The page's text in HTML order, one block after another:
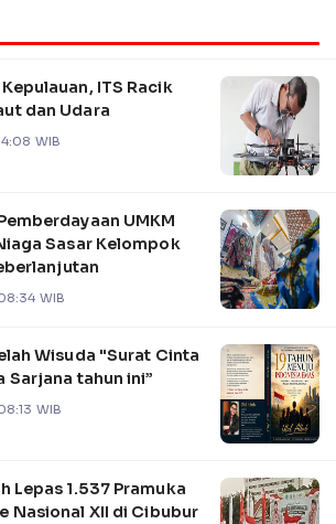
ITS Racik
dan Udara
WIB
UMKM
Sasar Kelompok
WIB
Wisuda "Surat Cinta
Sarjana tahun ini”
WIB
Lepas 1.537 Pramuka
Nasional XII di Cibubur